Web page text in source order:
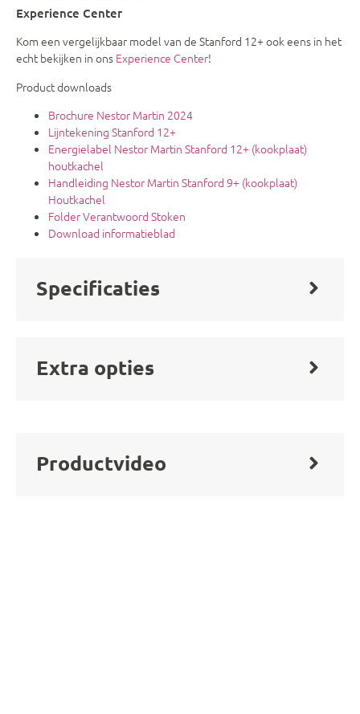
Experience Center
Kom een vergelijkbaar model van de Stanford 12+ ook eens in het
echt bekijken in ons Experience Center!
Product downloads
Brochure Nestor Martin 2024
Lijntekening Stanford 12+
Energielabel Nestor Martin Stanford 12+ (kookplaat)
houtkachel
Handleiding Nestor Martin Stanford 9+ (kookplaat)
Houtkachel
Folder Verantwoord Stoken
Download informatieblad
Specificaties
Extra opties
Productvideo